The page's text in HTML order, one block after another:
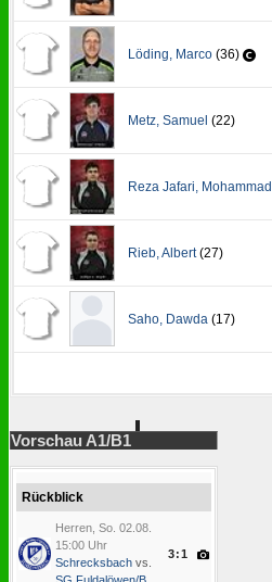
Löding, Marco (36)
Metz, Samuel (22)
Reza Jafari, Mohammad
Rieb,Albert (27)
Saho, Dawda (17)
Vorschau A1/B1
Rückblick
Herren, So. 02.08.
15:00 Uhr
Schrecksbach vs.
3:1